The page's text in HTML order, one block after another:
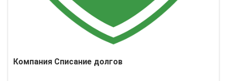
Компания Списание долгов